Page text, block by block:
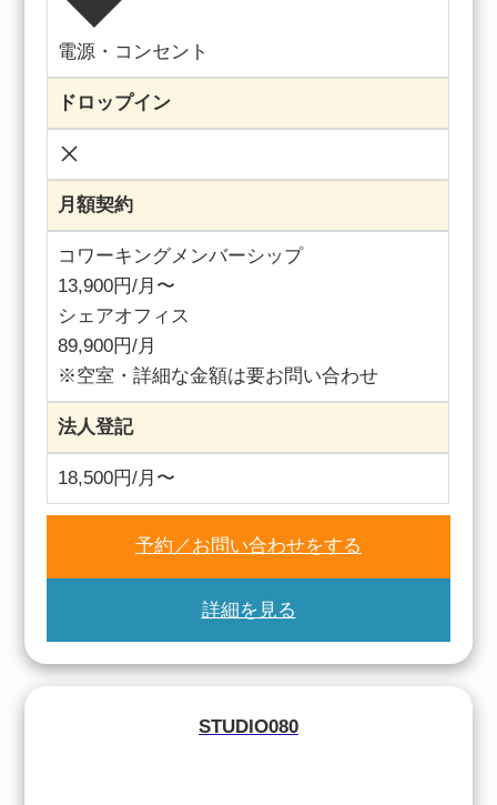
電源・コンセント
ドロップイン
月額契約
コワーキングメンバーシップ
13,900円/月〜
シェアオフィス
89,900円/月
※空室・詳細な金額は要お問い合わせ
法人登記
18,500円/月〜
予約／お問い合わせをする
詳細を見る
STUDIO080